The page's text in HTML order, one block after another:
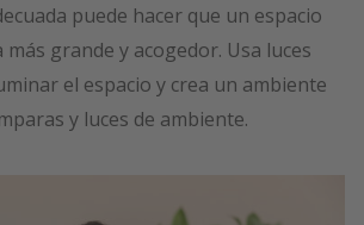
puede hacer que un espacio
grande y acogedor. Usa luces
el espacio y crea un ambiente
y luces de ambiente.